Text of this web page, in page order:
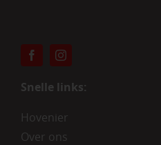
Snelle links:
Hovenier
Over ons